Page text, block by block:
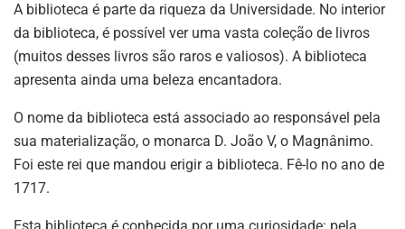
A biblioteca é parte da riqueza da Universidade. No interior
da biblioteca, é possível ver uma vasta coleção de livros
(muitos desses livros são raros e valiosos). A biblioteca
apresenta ainda uma beleza encantadora.
O nome da biblioteca está associado ao responsável pela
sua materialização, o monarca D. João V, o Magnânimo.
Foi este rei que mandou erigir a biblioteca. Fê-lo no ano de
1717.